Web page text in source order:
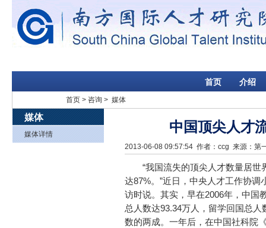
首页 介绍
首页 > 咨询 > 媒体
媒体
媒体详情 中国顶尖人才
2013-06-08 09:57:54 作者： ccg 来源：第
“我国流失的顶尖人才数量居世
达87%。”近日，中央人才工作协
访时说。其实，早在2006年，中国
总人数达93.34万人，留学回国总
数的两成。一年后，在中国社科院